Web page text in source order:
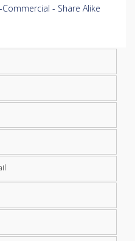
- Share Alike